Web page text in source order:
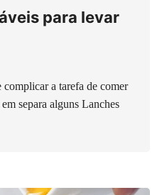
para levar
a tarefa de comer
separa alguns Lanches